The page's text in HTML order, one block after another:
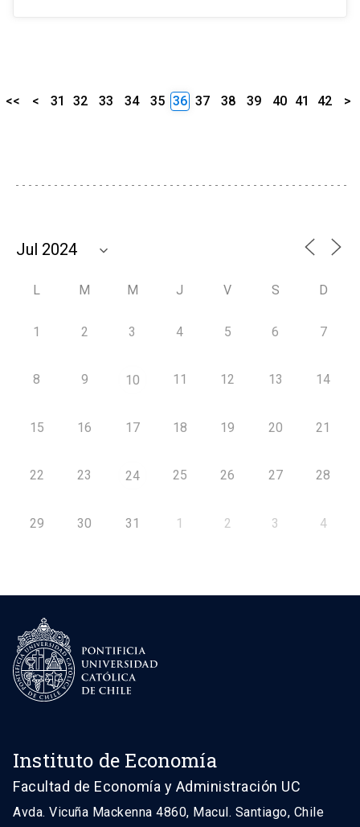
<< < 31 32 33 34 35 36 37 38 39 40 41 42 >
L M M J V S D
1 2 3 4 5 6 7
8 9 10 11 12 13 14
15 16 17 18 19 20 21
22 23 24 25 26 27 28
29 30 31 1 2 3 4
Instituto de Economía
Facultad de Economía y Administración UC
Avda. Vicuña Mackenna 4860, Macul. Santiago, Chile